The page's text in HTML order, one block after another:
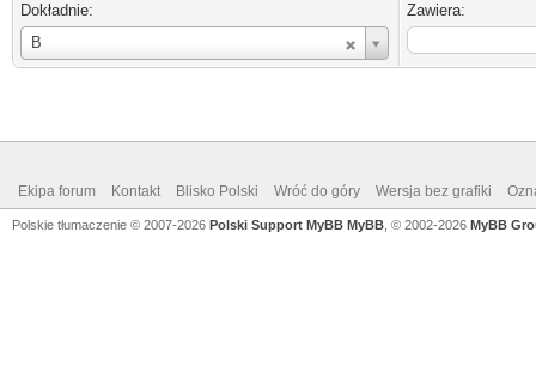
Dokładnie:
B
Login
Zawiera:
Ekipa forum Kontakt Blisko Polski Wróć do góry Wersja bez grafiki
Polskie tłumaczenie © 2007-2026 Polski Support MyBB MyBB , © 2002-2026 MyBB